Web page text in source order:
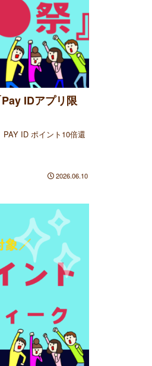
IDアプリ限
ID ポイント10倍還
2026.06.10